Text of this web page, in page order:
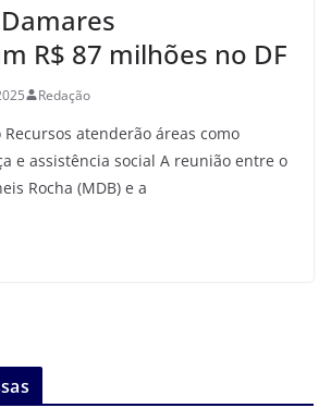
R$ 87 milhões no DF
Redação
Recursos atenderão áreas como
e assistência social A reunião entre o
Rocha (MDB) e a